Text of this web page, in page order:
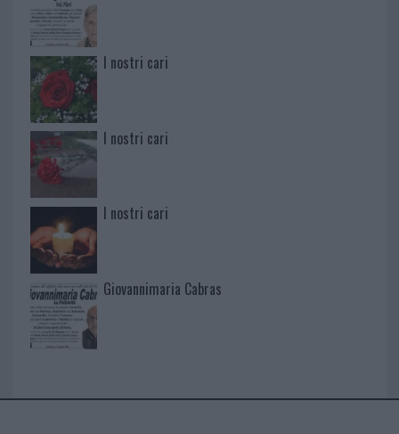
I nostri cari
I nostri cari
I nostri cari
Giovannimaria Cabras